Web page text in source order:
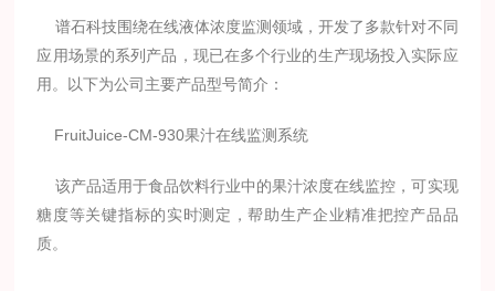
谱石科技围绕在线液体浓度监测领域，开发了多款针对不同
应用场景的系列产品，现已在多个行业的生产现场投入实际应
用。以下为公司主要产品型号简介：
FruitJuice-CM-930果汁在线监测系统
该产品适用于食品饮料行业中的果汁浓度在线监控，可实现
糖度等关键指标的实时测定，帮助生产企业精准把控产品品
质。